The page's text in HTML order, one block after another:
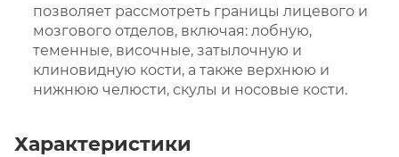
позволяет рассмотреть границы лицевого и
мозгового отделов, включая: лобную,
теменные, височные, затылочную и
клиновидную кости, а также верхнюю и
нижнюю челюсти, скулы и носовые кости.
Характеристики